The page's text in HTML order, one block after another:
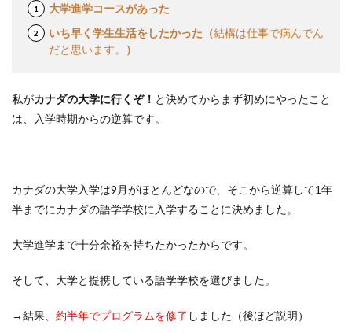
大学進学コースがあった
いち早く学生生活をしたかった（結構は仕事で病んでん
だと思います。
）
私がカナダの大学に行くぞ！ と決めてからまず初めにやったこと
は、入学時期からの逆算です。
カナダの大学入学は9月がほとんどなので、そこから逆算して1年
半までにカナダの語学学校に入学することに決めました。
大学進学まで十分余裕を持ちたかったからです。
そして、大学と提携している語学学校を選びました。
→結果、 約半年でプログラムを修了 しました（後ほど説明）